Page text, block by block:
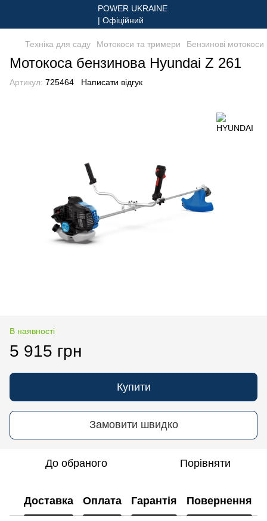
Техніка для саду Мотокоси та тримери Бензинові мотокоси
Мотокоса бензинова Hyundai Z 261
Артикул: 725464 Написати відгук
В наявності
5 915 грн
Купити
Замовити швидко
До обраного Порівняти
Доставка Оплата Гарантія Повернення